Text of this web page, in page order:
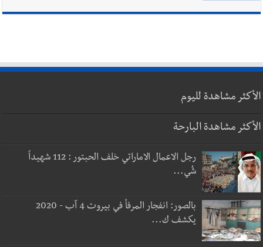
الأكثر مشاهدة لليوم
الأكثر مشاهدة البارحة
رجل الاعمال الاماراتي خلف الحبتور : 112 شهيداً
شُي...
بالصور: انفجار المرفأ في بيروت 4 آب - 2020
يكشف ك...